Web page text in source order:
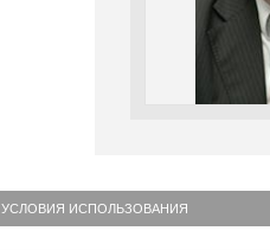
УСЛОВИЯ ИСПОЛЬЗОВАНИЯ